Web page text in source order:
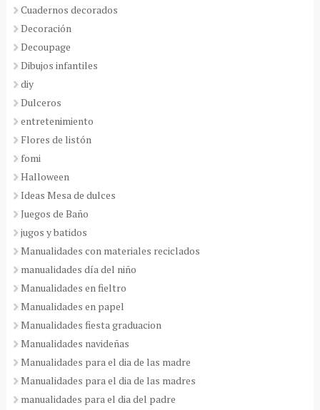
Cuadernos decorados
Decoración
Decoupage
Dibujos infantiles
diy
Dulceros
entretenimiento
Flores de listón
fomi
Halloween
Ideas Mesa de dulces
Juegos de Baño
jugos y batidos
Manualidades con materiales reciclados
manualidades día del niño
Manualidades en fieltro
Manualidades en papel
Manualidades fiesta graduacion
Manualidades navideñas
Manualidades para el dia de las madre
Manualidades para el dia de las madres
manualidades para el dia del padre